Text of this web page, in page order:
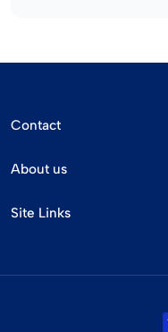
Contact
About us
Site Links